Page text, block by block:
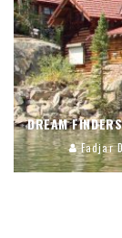
DREAM
Fadjar